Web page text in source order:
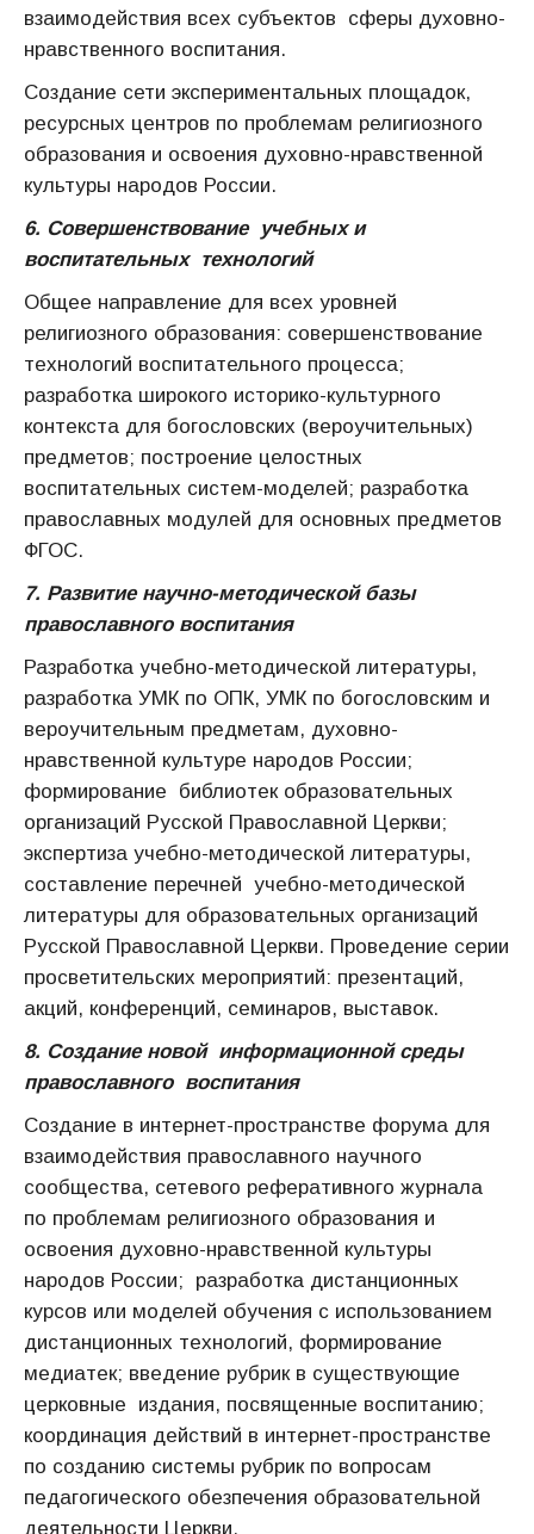
взаимодействия всех субъектов сферы духовно-
нравственного воспитания.
Создание сети экспериментальных площадок,
ресурсных центров по проблемам религиозного
образования и освоения духовно-нравственной
культуры народов России.
6. Совершенствование учебных и
воспитательных технологий
Общее направление для всех уровней
религиозного образования: совершенствование
технологий воспитательного процесса;
разработка широкого историко-культурного
контекста для богословских (вероучительных)
предметов; построение целостных
воспитательных систем-моделей; разработка
православных модулей для основных предметов
ФГОС.
7. Развитие научно-методической базы
православного воспитания
Разработка учебно-методической литературы,
разработка УМК по ОПК, УМК по богословским и
вероучительным предметам, духовно-
нравственной культуре народов России;
формирование библиотек образовательных
организаций Русской Православной Церкви;
экспертиза учебно-методической литературы,
составление перечней учебно-методической
литературы для образовательных организаций
Русской Православной Церкви. Проведение серии
просветительских мероприятий: презентаций,
акций, конференций, семинаров, выставок.
8. Создание новой информационной среды
православного воспитания
Создание в интернет-пространстве форума для
взаимодействия православного научного
сообщества, сетевого реферативного журнала
по проблемам религиозного образования и
освоения духовно-нравственной культуры
народов России; разработка дистанционных
курсов или моделей обучения с использованием
дистанционных технологий, формирование
медиатек; введение рубрик в существующие
церковные издания, посвященные воспитанию;
координация действий в интернет-пространстве
по созданию системы рубрик по вопросам
педагогического обезпечения образовательной
деятельности Церкви.